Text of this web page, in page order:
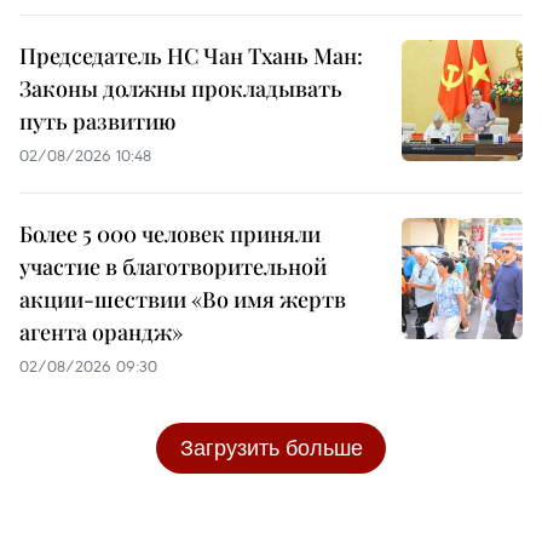
Председатель НС Чан Тхань Ман:
Законы должны прокладывать
путь развитию
02/08/2026 10:48
Более 5 000 человек приняли
участие в благотворительной
акции-шествии «Во имя жертв
агента орандж»
02/08/2026 09:30
Загрузить больше